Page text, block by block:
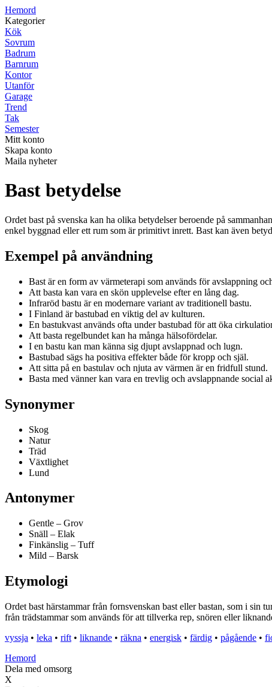
Hemord
Kategorier
Kök
Sovrum
Badrum
Barnrum
Kontor
Utanför
Garage
Trend
Tak
Semester
Mitt konto
Skapa konto
Maila nyheter
Bast betydelse
Ordet bast på svenska kan ha olika betydelser beroende på
enkel byggnad eller ett rum som är primitivt inrett. Bast kan även
Exempel på användning
Bast är en form av värmeterapi som används för avslappning
Att basta kan vara en skön upplevelse efter en lång dag.
Infraröd bastu är en modernare variant av traditionell bastu.
I Finland är bastubad en viktig del av kulturen.
En bastukvast används ofta under bastubad för att öka
Att basta regelbundet kan ha många hälsofördelar.
I en bastu kan man känna sig djupt avslappnad och lugn.
Bastubad sägs ha positiva effekter både för kropp och själ.
Att sitta på en bastulav och njuta av värmen är en fridfull stund.
Basta med vänner kan vara en trevlig och avslappnande social
Synonymer
Skog
Natur
Träd
Växtlighet
Lund
Antonymer
Gentle – Grov
Snäll – Elak
Finkänslig – Tuff
Mild – Barsk
Etymologi
Ordet bast härstammar från fornsvenskan bast eller bastan, som i sin
från trädstammar som används för att tillverka rep, snören eller
vyssja • leka • rift • liknande • räkna • energisk • färdig • pågående •
Hemord
Dela med omsorg
X